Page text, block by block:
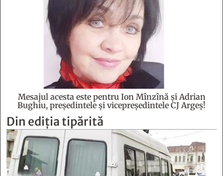
Mesajul acesta este pentru Ion Mînzînă şi Adrian
Bughiu, preşedintele şi vicepreşedintele CJ Argeş!
Din ediția tipărită